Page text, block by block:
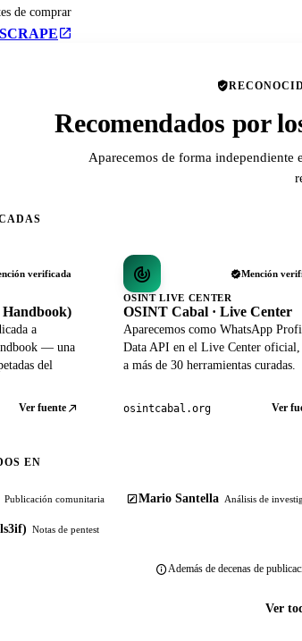
de comprar
Recomendados por
Aparecemos de forma independiente
verificada
a
— una
del
Ver fuente
Mención
OSINT LIVE CENTER
OSINT Cabal · Live Center
Aparecemos como WhatsApp
Data API en el Live Center
a más de 30 herramientas curadas.
osintcabal.org Ver
EN
Publicación comunitaria Mario Santella Análisis de
Notas de pentest
Además de decenas de
Ver